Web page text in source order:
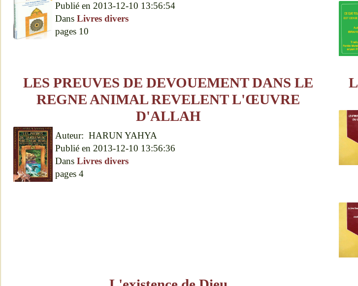
Publié en 2013-12-10 13:56:54
Dans Livres divers
pages 10
LES PREUVES DE DEVOUEMENT DANS LE
REGNE ANIMAL REVELENT L'ŒUVRE
D'ALLAH
Auteur: HARUN YAHYA
Publié en 2013-12-10 13:56:36
Dans Livres divers
pages 4